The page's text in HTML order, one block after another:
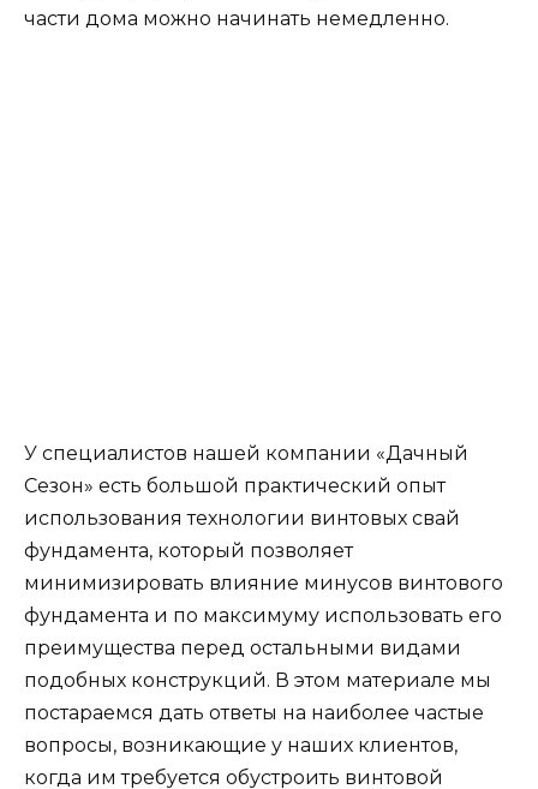
части дома можно начинать немедленно.
У специалистов нашей компании «Дачный
Сезон» есть большой практический опыт
использования технологии винтовых свай
фундамента, который позволяет
минимизировать влияние минусов винтового
фундамента и по максимуму использовать его
преимущества перед остальными видами
подобных конструкций. В этом материале мы
постараемся дать ответы на наиболее частые
вопросы, возникающие у наших клиентов,
когда им требуется обустроить винтовой